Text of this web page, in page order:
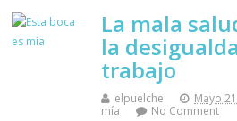
La mala
la
trabajo
elpuelche Mayo
mía
No Comment